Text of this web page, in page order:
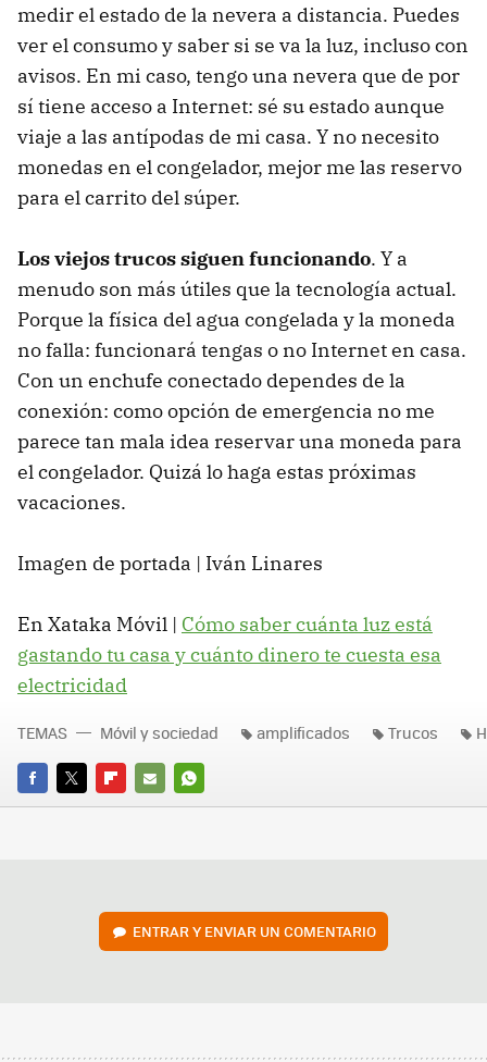
medir el estado de la nevera a distancia. Puedes
ver el consumo y saber si se va la luz, incluso con
avisos. En mi caso, tengo una nevera que de por
sí tiene acceso a Internet: sé su estado aunque
viaje a las antípodas de mi casa. Y no necesito
monedas en el congelador, mejor me las reservo
para el carrito del súper.
Los viejos trucos siguen funcionando. Y a
menudo son más útiles que la tecnología actual.
Porque la física del agua congelada y la moneda
no falla: funcionará tengas o no Internet en casa.
Con un enchufe conectado dependes de la
conexión: como opción de emergencia no me
parece tan mala idea reservar una moneda para
el congelador. Quizá lo haga estas próximas
vacaciones.
Imagen de portada | Iván Linares
En Xataka Móvil | Cómo saber cuánta luz está
gastando tu casa y cuánto dinero te cuesta esa
electricidad
FACEBOOK
TWITTERFLIPBOARD
E-
WHATSAPP
TEMAS Móvil y sociedad amplificados Trucos
ENTRAR Y ENVIAR UN COMENTARIO